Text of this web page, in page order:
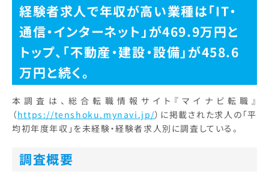
経験者求人で年収が高い業種は「IT・
通信・インターネット」が469.9万円と
トップ、「不動産・建設・設備」が458.6
万円と続く。
本調査は、総合転職情報サイト『マイナビ転職』
（https://tenshoku.mynavi.jp/）に掲載された求人の「平
均初年度年収」を未経験・経験者求人別に調査している。
調査概要